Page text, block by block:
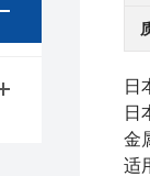
日
日
金
适